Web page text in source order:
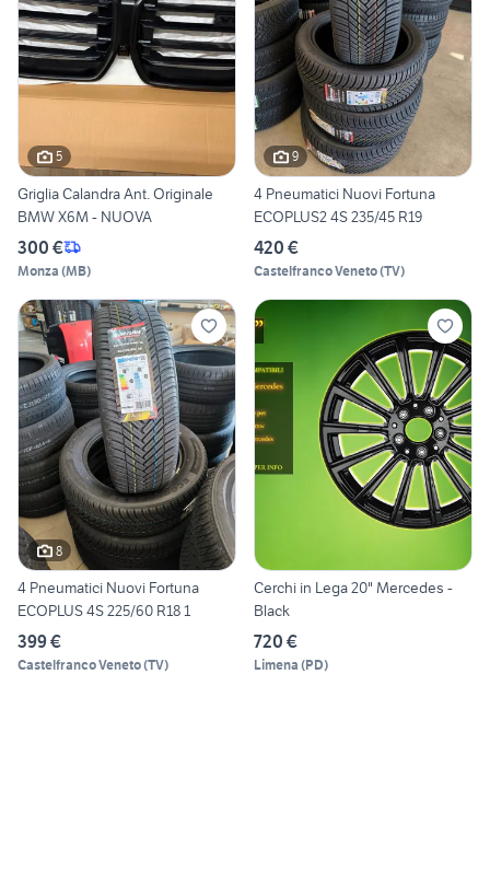
5
Griglia Calandra Ant. Originale
BMW X6M - NUOVA
300 €
Monza (MB)
9
4 Pneumatici Nuovi Fortuna
ECOPLUS2 4S 235/45 R19
420 €
Castelfranco Veneto(TV)
8
4 Pneumatici Nuovi Fortuna
ECOPLUS 4S 225/60 R18 1
399 €
Castelfranco Veneto(TV)
Cerchi in Lega 20" Mercedes -
Black
720 €
Limena (PD)